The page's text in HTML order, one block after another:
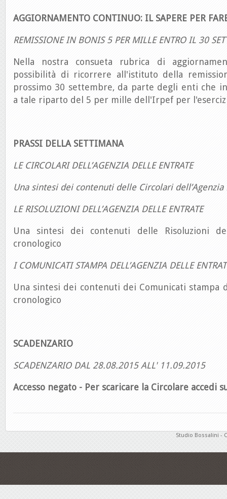
AGGIORNAMENTO CONTINUO: IL SAPERE PER
REMISSIONE IN BONIS 5 PER MILLE ENTRO IL 30
Nella nostra consueta rubrica di
possibilità di ricorrere all'istituto della
prossimo 30 settembre, da parte degli enti che
a tale riparto del 5 per mille dell'Irpef per
PRASSI DELLA SETTIMANA
LE CIRCOLARI DELL’AGENZIA DELLE ENTRATE
Una sintesi dei contenuti delle Circolari
LE RISOLUZIONI DELL’AGENZIA DELLE ENTRATE
Una sintesi dei contenuti delle Risoluzioni
cronologico
I COMUNICATI STAMPA DELL’AGENZIA DELLE
Una sintesi dei contenuti dei Comunicati stampa
cronologico
SCADENZARIO
SCADENZARIO DAL 28.08.2015 ALL' 11.09.2015
Accesso negato - Per scaricare la Circolare accedi
Studio Bossalini -